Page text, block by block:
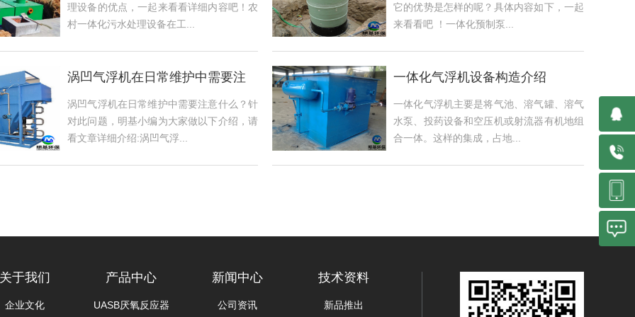
理设备的优点，一起来看看详细内容吧！农
村一体化污水处理设备在工...
它的优势是怎样的呢？具体内容如下，一起
来看看吧 ！一体化预制泵...
涡凹气浮机在日常维护中需要注
意什么
涡凹气浮机在日常维护中需要注意什么？针
对此问题，明基小编为大家做以下介绍，请
看文章详细介绍:涡凹气浮...
一体化气浮机设备构造介绍
一体化气浮机主要是将气池、溶气罐、溶气
水泵、投药设备和空压机或射流器有机地组
合一体。这样的集成，占地...
关于我们
企业文化
产品中心
UASB厌氧反应器
新闻中心
公司资讯
技术资料
新品推出